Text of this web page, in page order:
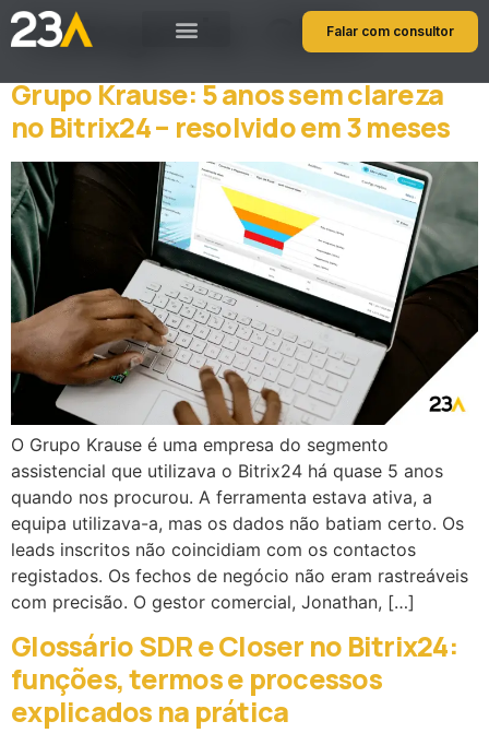
Falar com consultor
Categoria: CRM
Grupo Krause: 5 anos sem clareza
no Bitrix24 – resolvido em 3 meses
O Grupo Krause é uma empresa do segmento
assistencial que utilizava o Bitrix24 há quase 5 anos
quando nos procurou. A ferramenta estava ativa, a
equipa utilizava-a, mas os dados não batiam certo. Os
leads inscritos não coincidiam com os contactos
registados. Os fechos de negócio não eram rastreáveis
com precisão. O gestor comercial, Jonathan, […]
Glossário SDR e Closer no Bitrix24:
funções, termos e processos
explicados na prática